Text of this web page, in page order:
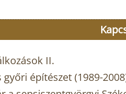
II.
győri építészet (1989-